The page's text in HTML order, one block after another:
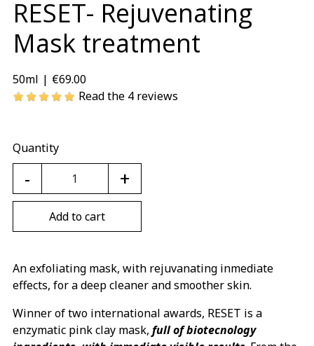
RESET- Rejuvenating
Mask treatment
50ml | €69.00
Read the 4 reviews
Quantity
- +
Add to cart
An exfoliating mask, with rejuvanating inmediate
effects, for a deep cleaner and smoother skin.
Winner of two international awards, RESET is a
enzymatic pink clay mask, full of biotecnology